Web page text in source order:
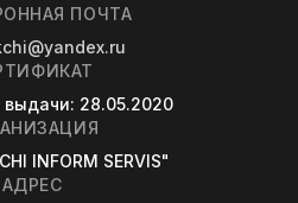
ПОЧТА
выдачи: 28.05.2020
INFORM SERVIS"
АДРЕС